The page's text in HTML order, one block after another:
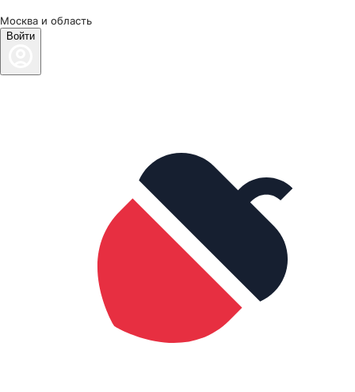
Москва и область
Войти